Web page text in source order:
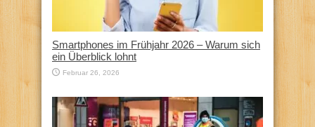
Smartphones im Frühjahr 2026 – Warum sich
ein Überblick lohnt
Februar 26, 2026